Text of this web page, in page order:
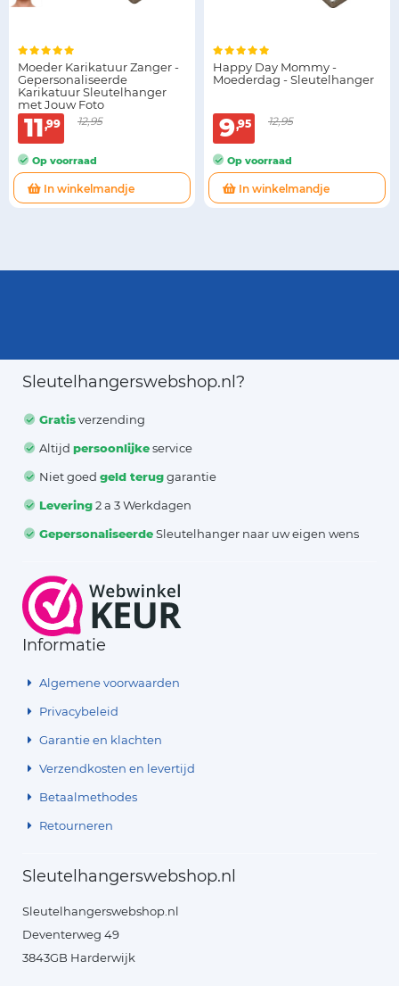
Moeder Karikatuur Zanger -
Gepersonaliseerde
Karikatuur Sleutelhanger
met Jouw Foto
11 99 12,95
Op voorraad
In winkelmandje
Happy Day Mommy -
Moederdag - Sleutelhanger
9 95 12,95
Op voorraad
In winkelmandje
Sleutelhangerswebshop.nl?
Gratisverzending
Altijdpersoonlijkeservice
Niet goedgeld teruggarantie
Levering2 a 3 Werkdagen
GepersonaliseerdeSleutelhanger naar uw eigen wens
Informatie
Algemene voorwaarden
Privacybeleid
Garantie en klachten
Verzendkosten en levertijd
Betaalmethodes
Retourneren
Sleutelhangerswebshop.nl
Sleutelhangerswebshop.nl
Deventerweg 49
3843GB Harderwijk